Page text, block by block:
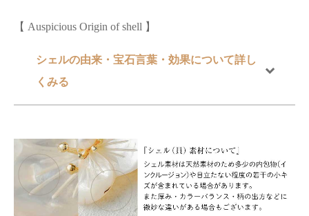
【 Auspicious Origin of shell 】
シェルの由来・宝石言葉・効果について詳し
くみる